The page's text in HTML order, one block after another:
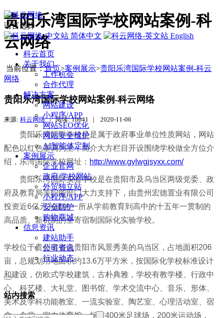
语言选择
简体中文
English
科云首页
关于我们
工作机会
合作代理
解决方案
网站建设
小程序/APP
网站SEO优化
网站安全维护
AI智能体定制
案例展示
企业官网
政府/学校网站
外贸独立站
小程序/APP
安全防护
购物商城
信息资讯
建站助手
公司资讯
行业动态
站内搜索
贵阳乐湾国际学校网站案例-科
云网络
当前位置：首页>案例展示>贵阳乐湾国际学校网站案例-科云
网络
贵阳乐湾国际学校网站案例-科云网络
来源: 科云网络|阅读: 10641 | 2020-11-06
贵阳乐湾国际学校是是属于政府事业单位性质网站，网站
配色以红色基调为主，简介大方栏目开设围绕学校做全方位介
绍，乐湾国际学校网址： http://www.gylwgjsyxx.com/
贵阳乐湾国际实验学校是在贵阳市及乌当区两级党委、政
府及教育局等职能部门大力支持下，由贵州宏德置业有限公司
投资近6亿元兴建的一所从学前教育到高中的十五年一贯制的
高品质、新机制的全寄宿制国际化实验学校。
学校位于贵州省省会贵阳市风景秀美的乌当区，占地面积206
亩，总规划用地面积约13.6万平方米，按国际化学校标准设计
和建设，仿欧式学校建筑，古朴典雅，学校有教学楼、行政中
心、科艺楼、大礼堂、图书馆、学术交流中心、音乐、形体、
美术及学科功能教室、一流实验室、陶艺室、心理活动室、宿
舍、食堂、室内体育馆、标准400米足球场，200米运动场，